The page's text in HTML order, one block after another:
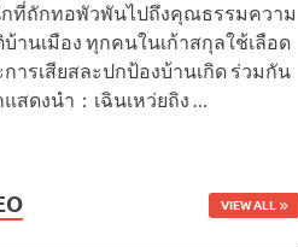
ที่ถักทอพัวพันไปถึงคุณธรรมความ
านเมือง ทุกคนในเก้าสกุลใช้เลือด
ารเสียสละปกป้องบ้านเกิด ร่วมกัน
สดงนำ：เฉินเหว่ยถิง …
VIEW ALL